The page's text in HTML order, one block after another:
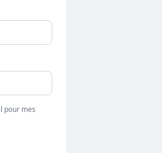
pour mes